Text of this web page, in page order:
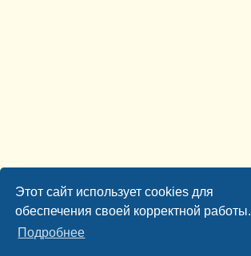
Этот сайт использует cookies для
обеспечения своей корректной работы.
Подробнее